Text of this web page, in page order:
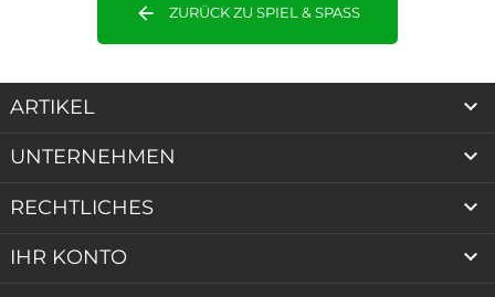
arrow_back ZURÜCK ZU SPIEL & SPASS
ARTIKEL 
UNTERNEHMEN 
RECHTLICHES 
IHR KONTO 